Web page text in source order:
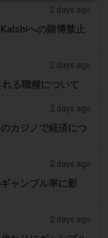
2 days ago
への賭博禁止
2 days ago
る職種について
2 days ago
カジノで経済につ
2 days ago
ャンブル率に影
2 days ago